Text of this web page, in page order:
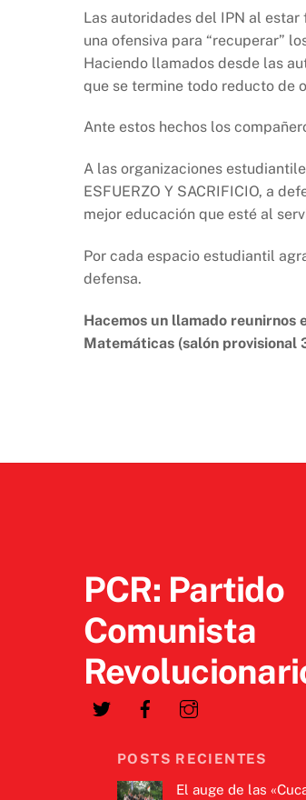
Las autoridades del IPN al
una ofensiva para “recuperar”
Haciendo llamados desde las
que se termine todo reducto de
Ante estos hechos los
A las organizaciones
ESFUERZO Y SACRIFICIO, a
mejor educación que esté al
Por cada espacio estudiantil
defensa.
Hacemos un llamado reunirnos
Matemáticas (salón provisional
PCR: Partido
Comunista
POSTS RECIENTES
El auge de las